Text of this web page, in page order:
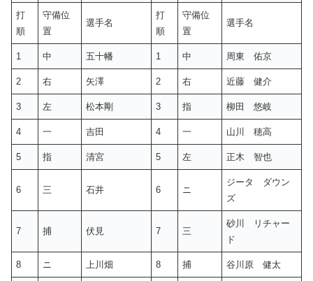
打
順
守備位
置
選手名
打
順
守備位
置
選手名
1 中 五十幡 1 中 周東 佑京
2 右 矢澤 2 右 近藤 健介
3 左 松本剛 3 指 柳田 悠岐
4 一 吉田 4 一 山川 穂高
5 指 清宮 5 左 正木 智也
6 三 石井 6 ニ
ジータ ダウン
ズ
7 捕 伏見 7 三
砂川 リチャー
ド
8 ニ 上川畑 8 捕 谷川原 健太